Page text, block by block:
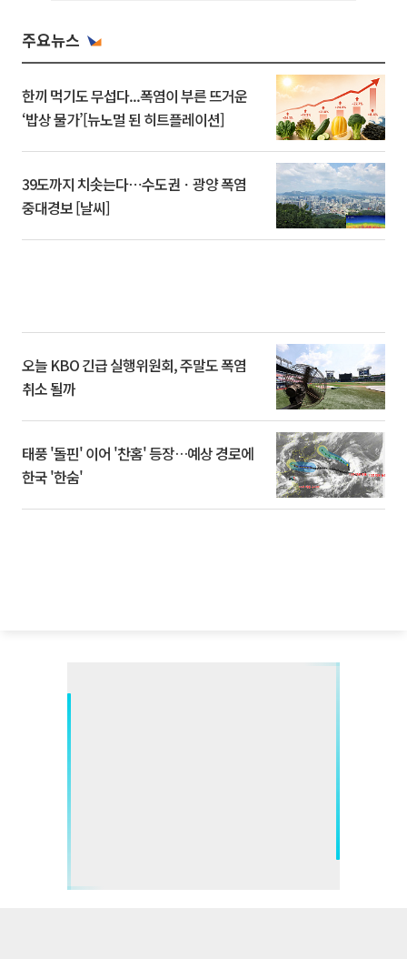
주요뉴스
한끼 먹기도 무섭다...폭염이 부른 뜨거운
‘밥상 물가’[뉴노멀 된 히트플레이션]
39도까지 치솟는다⋯수도권ㆍ광양 폭염
중대경보 [날씨]
오늘 KBO 긴급 실행위원회, 주말도 폭염
취소 될까
태풍 '돌핀' 이어 '찬홈' 등장…예상 경로에
한국 '한숨'